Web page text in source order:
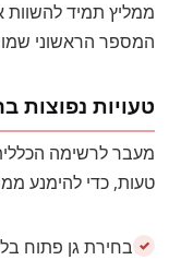
ממליץ תמיד
המספר הראשוני
טעויות נפוצות
מעבר לרשימה
טעות, כדי להימנע
בחירת גן פתוח